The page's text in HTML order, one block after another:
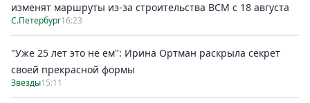
изменят маршруты из-за строительства ВСМ с 18 августа
С.Петербург16:23
"Уже 25 лет это не ем": Ирина Ортман раскрыла секрет
своей прекрасной формы
Звезды15:11